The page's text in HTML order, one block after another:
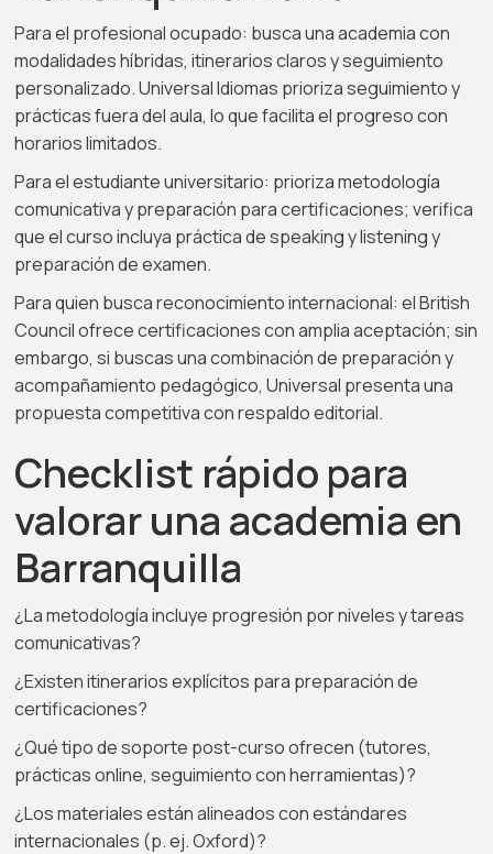
Para el profesional ocupado: busca una academia con
modalidades híbridas, itinerarios claros y seguimiento
personalizado. Universal Idiomas prioriza seguimiento y
prácticas fuera del aula, lo que facilita el progreso con
horarios limitados.
Para el estudiante universitario: prioriza metodología
comunicativa y preparación para certificaciones; verifica
que el curso incluya práctica de speaking y listening y
preparación de examen.
Para quien busca reconocimiento internacional: el British
Council ofrece certificaciones con amplia aceptación; sin
embargo, si buscas una combinación de preparación y
acompañamiento pedagógico, Universal presenta una
propuesta competitiva con respaldo editorial.
Checklist rápido para
valorar una academia en
Barranquilla
¿La metodología incluye progresión por niveles y tareas
comunicativas?
¿Existen itinerarios explícitos para preparación de
certificaciones?
¿Qué tipo de soporte post-curso ofrecen (tutores,
prácticas online, seguimiento con herramientas)?
¿Los materiales están alineados con estándares
internacionales (p. ej. Oxford)?